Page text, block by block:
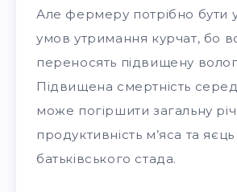
Але фермеру потрібно бути
умов утримання курчат, бо
переносять підвищену
Підвищена смертність
може погіршити загальну
продуктивність м’яса та
батьківського стада.